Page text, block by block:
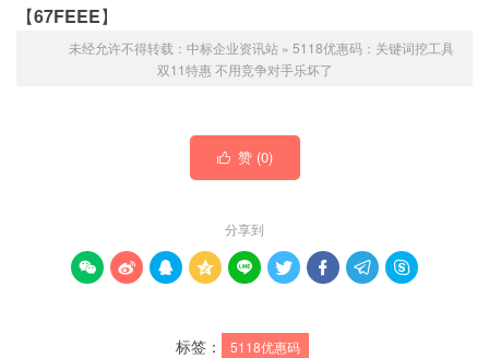
【67FEEE】
未经允许不得转载： 中标企业资讯站» 5118优惠码：关键词挖工具
双11特惠 不用竞争对手乐坏了
 赞 (0)
分享到
        
标签： 5118优惠码